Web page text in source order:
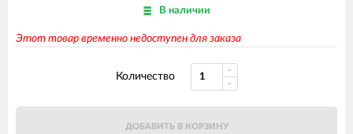
В наличии
Этот товар временно недоступен для заказа
Количество
ДОБАВИТЬ В КОРЗИНУ